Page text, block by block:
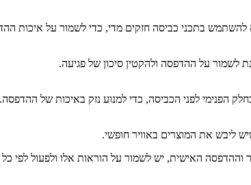
להשתמש בתכני כביסה חזקים מדי, כדי לשמור על איכות
לשמור על ההדפסה ולהקטין סיכון של פגיעה.
הפנימי לפני הכביסה, כדי למנוע נזק באיכות של ההדפסה.
ליבש את המוצרים באוויר חופשי.
וההדפסה האישית, יש לשמור על הוראות אלו ולפעול לפי